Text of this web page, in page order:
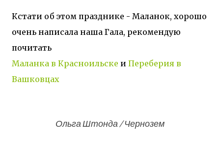
Кстати об этом празднике - Маланок, хорошо
очень написала наша Гала, рекомендую
почитать
Маланка в Красноильске и Переберия в
Вашковцах
Ольга Штонда / Чернозем